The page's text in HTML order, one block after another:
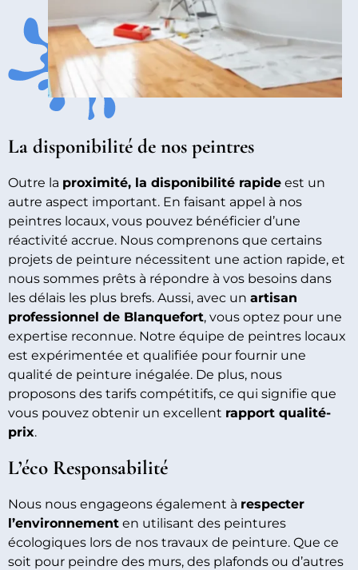
La disponibilité de nos peintres
Outre la proximité, la disponibilité rapide est un
autre aspect important. En faisant appel à nos
peintres locaux, vous pouvez bénéficier d’une
réactivité accrue. Nous comprenons que certains
projets de peinture nécessitent une action rapide, et
nous sommes prêts à répondre à vos besoins dans
les délais les plus brefs. Aussi, avec un artisan
professionnel de Blanquefort, vous optez pour une
expertise reconnue. Notre équipe de peintres locaux
est expérimentée et qualifiée pour fournir une
qualité de peinture inégalée. De plus, nous
proposons des tarifs compétitifs, ce qui signifie que
vous pouvez obtenir un excellent rapport qualité-
prix.
L’éco Responsabilité
Nous nous engageons également à respecter
l’environnement en utilisant des peintures
écologiques lors de nos travaux de peinture. Que ce
soit pour peindre des murs, des plafonds ou d’autres